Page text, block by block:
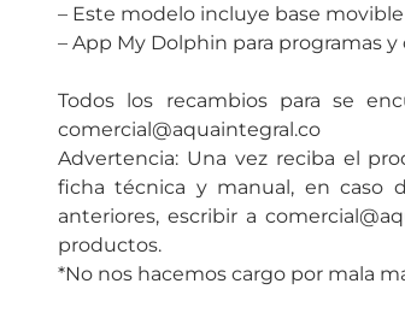
– Este modelo incluye base movible
– App My Dolphin para programas
Todos los recambios para se
comercial@aquaintegral.co
Advertencia: Una vez reciba el
ficha técnica y manual, en caso
anteriores, escribir a
productos.
*No nos hacemos cargo por mala